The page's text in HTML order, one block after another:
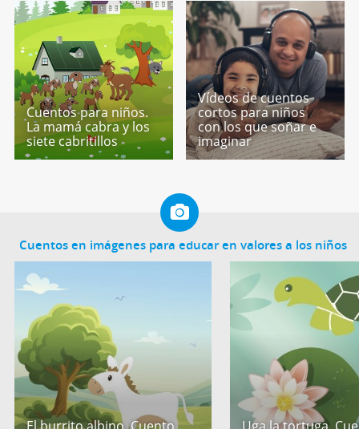
Cuentos para niños.
La mamá cabra y los
siete cabritillos
Vídeos de cuentos
cortos para niños
con los que soñar e
imaginar
Cuentos en imágenes para educar en valores a los niños